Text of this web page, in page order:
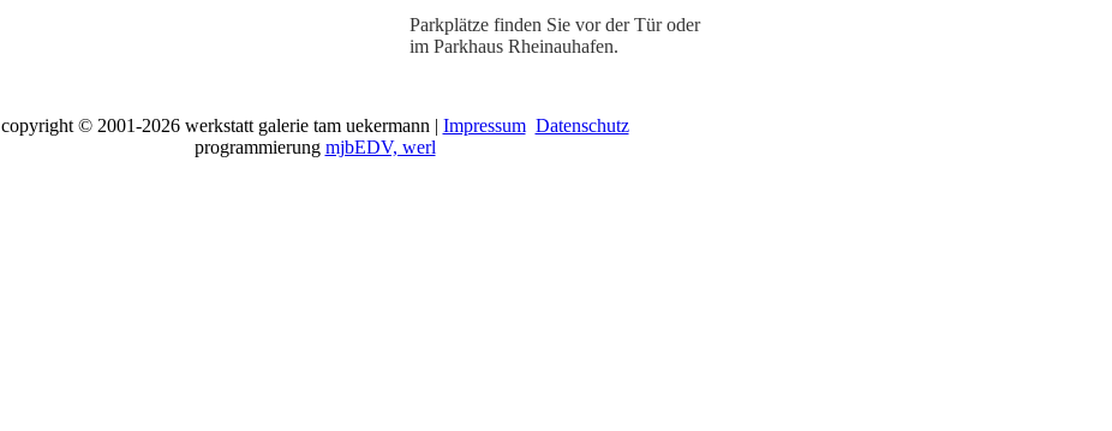
Parkplätze finden Sie vor der Tür oder
im Parkhaus Rheinauhafen.
copyright © 2001-2026 werkstatt galerie tam uekermann | Impressum Datenschutz
programmierung mjbEDV, werl